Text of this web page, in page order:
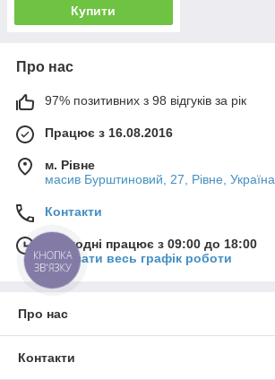
Купити
Про нас
97% позитивних з 98 відгуків за рік
Працює з 16.08.2016
м. Рівне
масив Бурштиновий, 27, Рівне, Україна
Контакти
Сьогодні працює з 09:00 до 18:00
Показати весь графік роботи
Про нас
Контакти
КНОПКА
ЗВ'ЯЗКУ